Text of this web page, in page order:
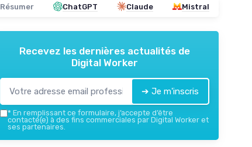
Résumer ChatGPT Claude Mistral
Recevez les dernières actualités de
Digital Worker
➔ Je m'inscris
* En remplissant ce formulaire, j’accepte d’être
contacté(e) à des fins commerciales par Digital Worker et
ses partenaires.